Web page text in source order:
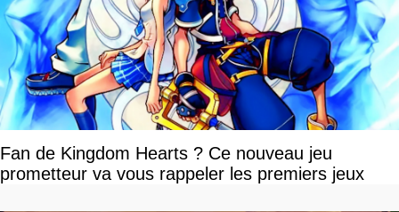
Fan de Kingdom Hearts ? Ce nouveau jeu
prometteur va vous rappeler les premiers jeux